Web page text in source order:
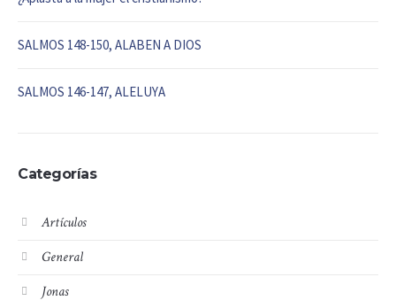
SALMOS 148-150, ALABEN A DIOS
SALMOS 146-147, ALELUYA
Categorías
Artículos
General
Jonas